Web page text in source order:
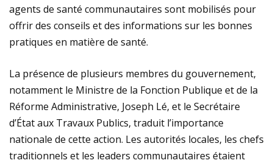
agents de santé communautaires sont mobilisés pour
offrir des conseils et des informations sur les bonnes
pratiques en matière de santé.
La présence de plusieurs membres du gouvernement,
notamment le Ministre de la Fonction Publique et de la
Réforme Administrative, Joseph Lé, et le Secrétaire
d’État aux Travaux Publics, traduit l’importance
nationale de cette action. Les autorités locales, les chefs
traditionnels et les leaders communautaires étaient